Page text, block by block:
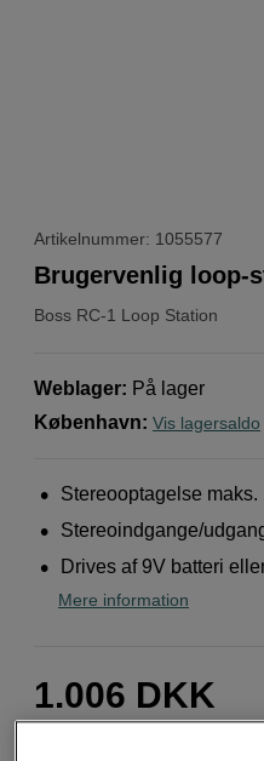
Artikelnummer: 1055577
Boss RC-1 Loop Station
Brugervenlig loop-
Weblager: På lager
København: Vis lagersaldo
Stereooptagelse maks.
Stereoindgange/
Drives af 9V batteri
Mere information
1.006 DKK